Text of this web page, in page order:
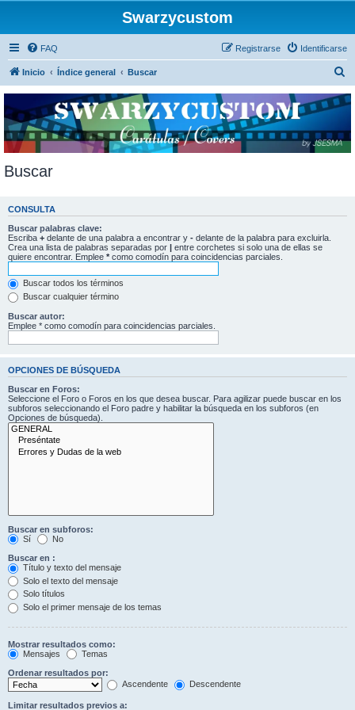
Swarzycustom
FAQ Identificarse
Registrarse
Inicio Índice general Buscar
c
Buscar
CONSULTA
Buscar palabras clave:
Escriba + delante de una palabra a encontrar y - delante de la palabra para excluirla.
Crea una lista de palabras separadas por
entre corchetes si solo una de ellas se
quiere encontrar. Emplee * como comodín para coincidencias parciales.
Buscar todos los términos
Buscar cualquier término
Buscar autor:
Emplee * como comodín para coincidencias parciales.
OPCIONES DE BÚSQUEDA
Buscar en Foros:
Seleccione el Foro o Foros en los que desea buscar. Para agilizar puede buscar en los
subforos seleccionando el Foro padre y habilitar la búsqueda en los subforos (en
Opciones de búsqueda).
Buscar en subforos:
Sí
No
Buscar en :
Título y texto del mensaje
Solo el texto del mensaje
Solo títulos
Solo el primer mensaje de los temas
Mostrar resultados como:
Mensajes
Temas
Ordenar resultados por:
Ascendente
Descendente
Limitar resultados previos a: